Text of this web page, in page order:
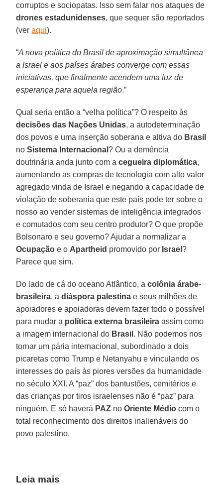
corruptos e sociopatas. Isso sem falar nos ataques de
drones estadunidenses, que sequer são reportados
(veraqui).
“A nova política do Brasil de aproximação simultânea
a Israel e aos países árabes converge com essas
iniciativas, que finalmente acendem uma luz de
esperança para aquela região.”
Qual seria então a “velha política”? O respeito às
decisões das Nações Unidas, a autodeterminação
dos povos e uma inserção soberana e altiva do Brasil
noSistema Internacional? Ou a demência
doutrinária anda junto com acegueira diplomática,
aumentando as compras de tecnologia com alto valor
agregado vinda de Israel e negando a capacidade de
violação de soberania que este país pode ter sobre o
nosso ao vender sistemas de inteligência integrados
e comutados com seu centro produtor? O que propõe
Bolsonaro e seu governo? Ajudar a normalizar a
Ocupação e o Apartheid promovido por Israel?
Parece que sim.
Do lado de cá do oceano Atlântico, acolônia árabe-
brasileira, adiáspora palestina e seus milhões de
apoiadores e apoiadoras devem fazer todo o possível
para mudar a política externa brasileira assim como
a imagem internacional do Brasil . Não podemos nos
tornar um pária internacional, subordinado a dois
picaretas como Trump e Netanyahu e vinculando os
interesses do país às piores versões da humanidade
no século XXI. A “paz” dos bantustões, cemitérios e
das crianças por tiros israelenses não é “paz” para
ninguém. E só haverá PAZ noOriente Médio com o
total reconhecimento dos direitos inalienáveis do
povo palestino.
Leia mais